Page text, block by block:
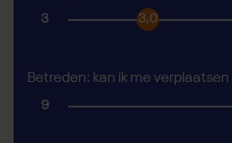
3 3,0
Betreden: kan ik me
9